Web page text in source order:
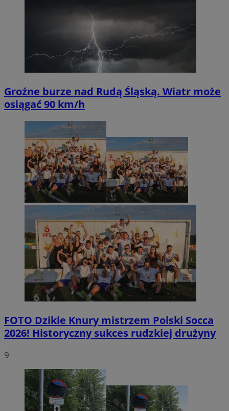
Groźne burze nad Rudą Śląską. Wiatr może
osiągać 90 km/h
FOTO Dzikie Knury mistrzem Polski Socca
2026! Historyczny sukces rudzkiej drużyny
9